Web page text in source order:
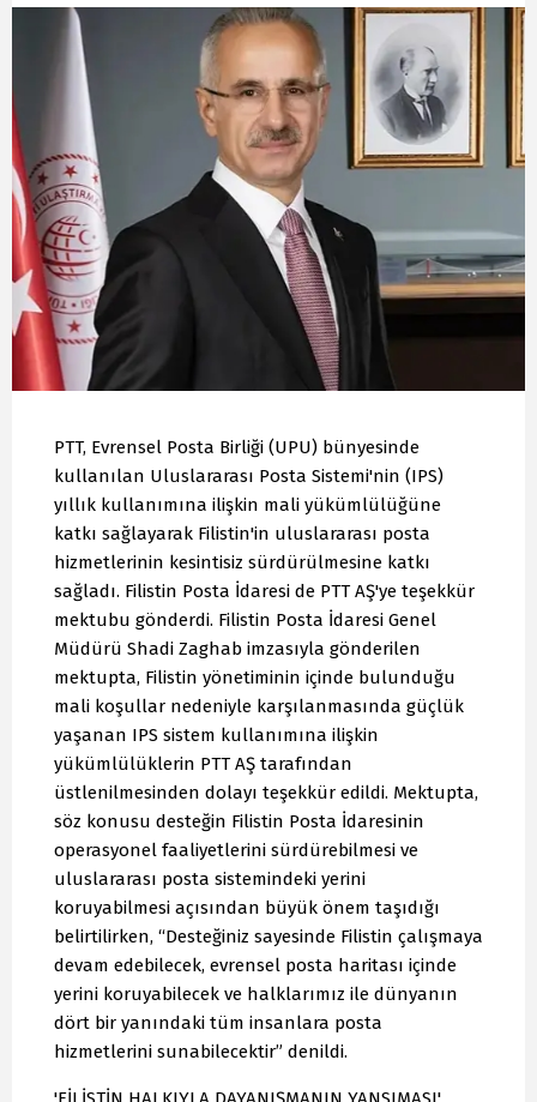
PTT, Evrensel Posta Birliği (UPU) bünyesinde
kullanılan Uluslararası Posta Sistemi'nin (IPS)
yıllık kullanımına ilişkin mali yükümlülüğüne
katkı sağlayarak Filistin'in uluslararası posta
hizmetlerinin kesintisiz sürdürülmesine katkı
sağladı. Filistin Posta İdaresi de PTT AŞ'ye teşekkür
mektubu gönderdi. Filistin Posta İdaresi Genel
Müdürü Shadi Zaghab imzasıyla gönderilen
mektupta, Filistin yönetiminin içinde bulunduğu
mali koşullar nedeniyle karşılanmasında güçlük
yaşanan IPS sistem kullanımına ilişkin
yükümlülüklerin PTT AŞ tarafından
üstlenilmesinden dolayı teşekkür edildi. Mektupta,
söz konusu desteğin Filistin Posta İdaresinin
operasyonel faaliyetlerini sürdürebilmesi ve
uluslararası posta sistemindeki yerini
koruyabilmesi açısından büyük önem taşıdığı
belirtilirken, “Desteğiniz sayesinde Filistin çalışmaya
devam edebilecek, evrensel posta haritası içinde
yerini koruyabilecek ve halklarımız ile dünyanın
dört bir yanındaki tüm insanlara posta
hizmetlerini sunabilecektir” denildi.